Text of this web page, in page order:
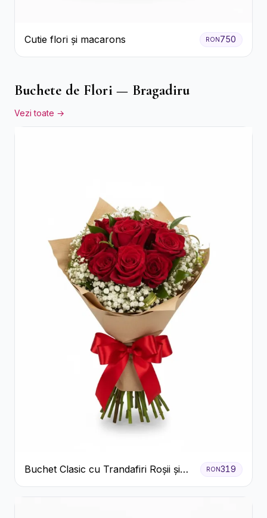
Cutie flori și macarons RON750
Buchete de Flori — Bragadiru
Vezi toate →
Buchet Clasic cu Trandafiri Roșii și
Gypsophila
RON319